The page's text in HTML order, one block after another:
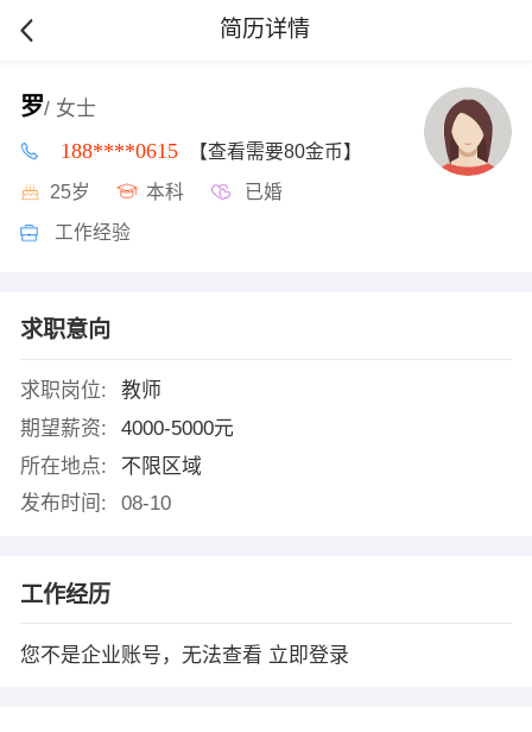
简历详情
罗/ 女士
188****0615 【查看需要80金币】
25岁 本科 已婚
工作经验
求职意向
求职岗位:
教师
期望薪资:
4000-5000元
所在地点:
不限区域
发布时间:
08-10
工作经历
您不是企业账号，无法查看 立即登录